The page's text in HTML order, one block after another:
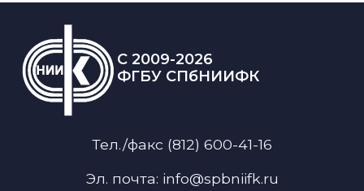
C 2009-2026
ФГБУ СПбНИИФК
Тел./факс (812) 600-41-16
Эл. почта: info@spbniifk.ru